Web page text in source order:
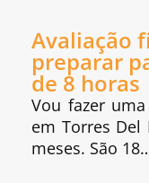
Avaliação
preparar
de 8 horas
Vou fazer
em Torres Del
meses. São